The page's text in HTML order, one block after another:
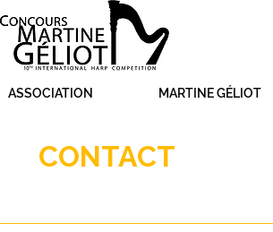
ASSOCIATION MARTINE GÉLIOT
CONTACT